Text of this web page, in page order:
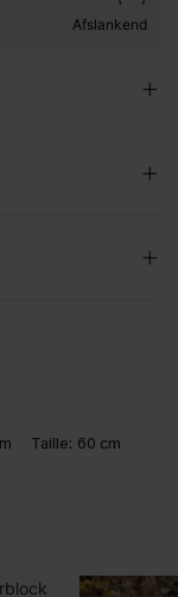
Afslankend
Taille: 60 cm